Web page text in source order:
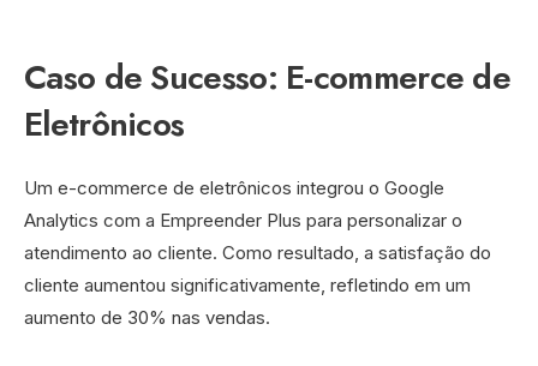
Caso de Sucesso: E-commerce de
Eletrônicos
Um e-commerce de eletrônicos integrou o Google
Analytics com a Empreender Plus para personalizar o
atendimento ao cliente. Como resultado, a satisfação do
cliente aumentou significativamente, refletindo em um
aumento de 30% nas vendas.